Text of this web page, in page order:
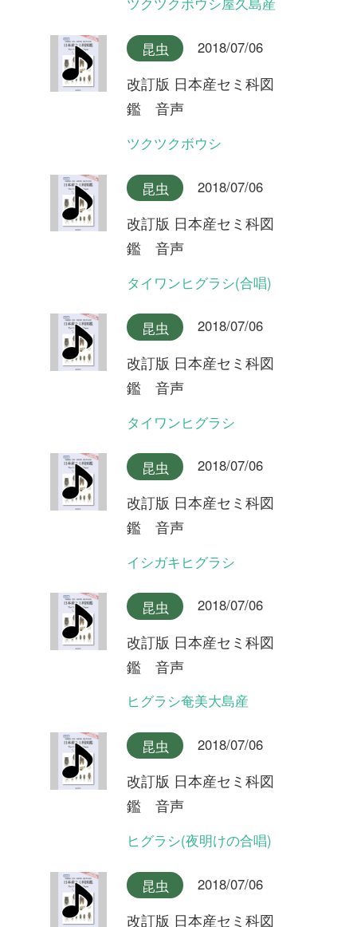
鑑 音声
イワサキヒメハルゼミ(合唱)
昆虫 2018/07/06
改訂版 日本産セミ科図
昆虫 2018/07/06
改訂版 日本産セミ科図
鑑 音声
オキナワヒメハルゼミ(合唱)
昆虫
改訂版 日本産セミ科図
鑑 音声
オキナワヒメハルゼミ
昆虫 2018/07/06
改訂版 日本産セミ科図
鑑 音声
ダイトウヒメハルゼミ
改訂版 日本産セミ科図
鑑 音声
ヒメハルゼミ奄美大島産
昆虫 2018/07/06
改訂版 日本産セミ科図
鑑 音声
ヒメハルゼミ(夕方の合唱)
昆虫 2018/07/06
改訂版 日本産セミ科図
昆虫 2018/07/06